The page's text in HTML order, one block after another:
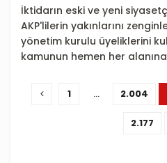
İktidarın eski ve yeni
AKP'lilerin yakınlarını
yönetim kurulu üyeliklerini
kamunun hemen her
1 … 2.004
2.177